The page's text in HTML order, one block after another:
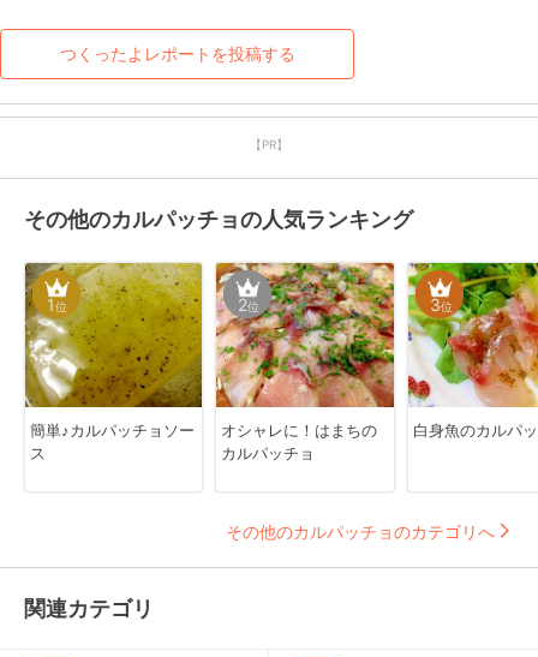
つくったよレポートを投稿する
【PR】
その他のカルパッチョの人気ランキング
1位
簡単♪カルパッチョソー
ス
2位
オシャレに！はまちの
カルパッチョ
3位
白身魚のカルパ
その他のカルパッチョのカテゴリへ
関連カテゴリ